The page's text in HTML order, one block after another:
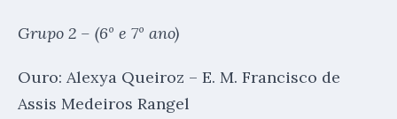
Grupo 2 – (6º e 7º ano)
Ouro: Alexya Queiroz – E. M. Francisco de
Assis Medeiros Rangel